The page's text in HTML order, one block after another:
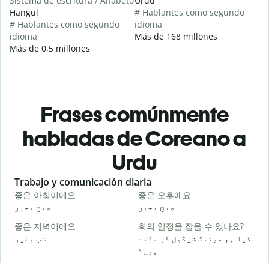
Hangul
# Hablantes como segundo
idioma
Más de 0,5 millones
# Hablantes como segundo
idioma
Más de 168 millones
Frases comúnmente
habladas de Coreano a
Urdu
Slide 1 of 6
Trabajo y comunicación diaria
좋은 아침이에요
صبح بخیر
좋은 오후에요
صبح بخیر
좋은 저녁이에요
شب بخیر
회의 일정을 잡을 수 있나요?
کیا ہم میٹنگ شیڈول کر سکتے
ہیں؟